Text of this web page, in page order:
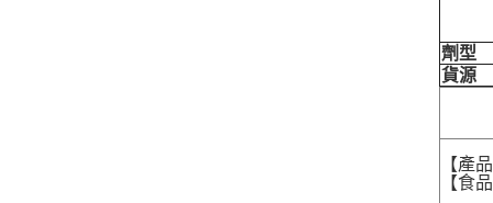
劑型
貨源
【產
【食